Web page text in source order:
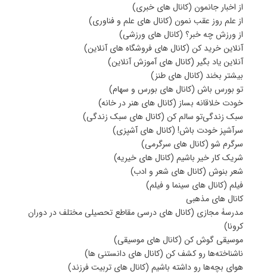
از اخبار جانمون (کانال های خبری)
از علم روز عقب نمون (کانال های علم و فناوری)
از ورزش چه خبر؟ (کانال های ورزشی)
آنلاین خرید کن (کانال های فروشگاه های آنلاین)
آنلاین یاد بگیر (کانال های آموزش آنلاین)
بیشتر بخند (کانال های طنز)
تو بورس باش (کانال های بورس‌ و سهام)
خودت خلاقانه بساز (کانال های هنر در خانه)
سبک زندگی‌تو سالم کن (کانال های سبک زندگی)
سرآشپز خودت باش! (کانال های آشپزی)
سرگرم شو (کانال های سرگرمی)
شریک کار خیر باشیم (کانال های خیریه)
شعر بنوش (کانال های شعر و ادب)
فیلم (کانال های سینما و فیلم)
کانال های مذهبی
مدرسۀ مجازی (کانال های درسی مقاطع تحصیلی مختلف در دوران
کرونا)
موسیقی گوش کن (کانال های موسیقی)
ناشناخته‌ها رو کشف کن (کانال های دانستنی ها)
هوای بچه‌ها رو داشته‌ باشیم (کانال های تربیت فرزند)